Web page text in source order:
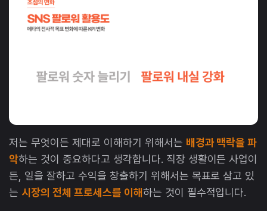
저는 무엇이든 제대로 이해하기 위해서는 배경과 맥락을 파
악하는 것이 중요하다고 생각합니다. 직장 생활이든 사업이
든, 일을 잘하고 수익을 창출하기 위해서는 목표로 삼고 있
는 시장의 전체 프로세스를 이해하는 것이 필수적입니다.